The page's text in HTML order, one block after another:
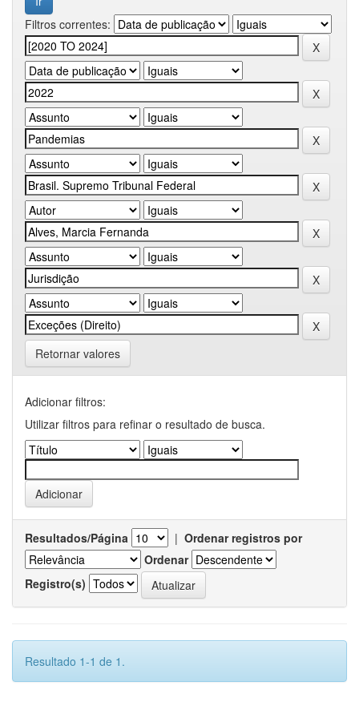
Filtros correntes:
Retornar valores
Adicionar filtros:
Utilizar filtros para refinar o resultado de busca.
Resultados/Página | Ordenar registros por
Ordenar
Registro(s)
Resultado 1-1 de 1.